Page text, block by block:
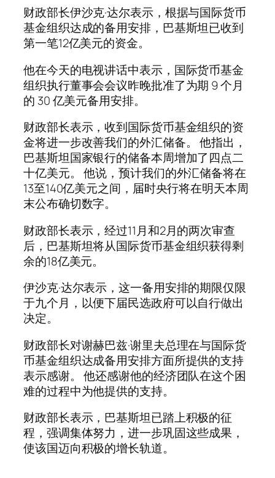
财政部长伊沙克·达尔表示，根据与国际货币
基金组织达成的备用安排，巴基斯坦已收到
第一笔12亿美元的资金。
他在今天的电视讲话中表示，国际货币基金
组织执行董事会会议昨晚批准了为期 9 个月
的 30 亿美元备用安排。
财政部长表示，收到国际货币基金组织的资
金将进一步改善我们的外汇储备。 他指出，
巴基斯坦国家银行的储备本周增加了四点二
十亿美元。 他说，预计我们的外汇储备将在
13至140亿美元之间，届时央行将在明天本周
末公布确切数字。
财政部长表示，经过11月和2月的两次审查
后，巴基斯坦将从国际货币基金组织获得剩
余的18亿美元。
伊沙克·达尔表示，这一备用安排的期限仅限
于九个月，以便下届民选政府可以自行做出
决定。
财政部长对谢赫巴兹·谢里夫总理在与国际货
币基金组织达成备用安排方面所提供的支持
表示感谢。 他还感谢他的经济团队在这个困
难的过程中为他提供的支持。
财政部长表示，巴基斯坦已踏上积极的征
程，强调集体努力，进一步巩固这些成果，
使该国迈向积极的增长轨道。